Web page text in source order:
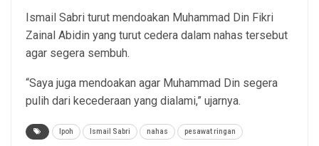
Ismail Sabri turut mendoakan Muhammad Din Fikri
Zainal Abidin yang turut cedera dalam nahas tersebut
agar segera sembuh.
“Saya juga mendoakan agar Muhammad Din segera
pulih dari kecederaan yang dialami,” ujarnya.
Ipoh Ismail Sabri nahas pesawat ringan